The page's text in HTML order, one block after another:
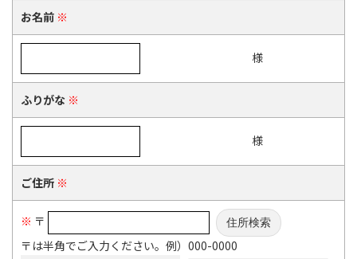
お名前 ※
ふりがな ※
ご住所 ※
※ 〒
〒は半角でご入力ください。例）000-0000